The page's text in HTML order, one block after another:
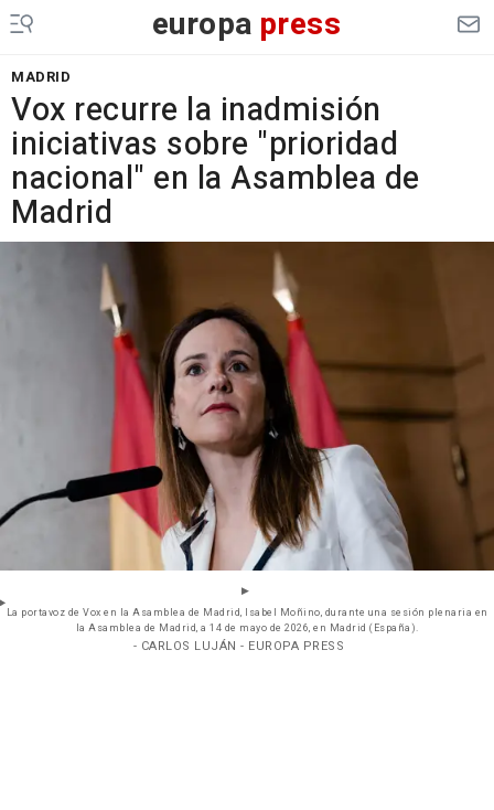
europa press
MADRID
Vox recurre la inadmisión
iniciativas sobre "prioridad
nacional" en la Asamblea de
Madrid
La portavoz de Vox en la Asamblea de Madrid, Isabel Moñino, durante una sesión plenaria en
la Asamblea de Madrid, a 14 de mayo de 2026, en Madrid (España).
- CARLOS LUJÁN - EUROPA PRESS